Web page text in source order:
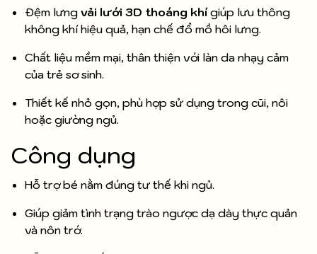
Đệm lưng vải lưới 3D thoáng khígiúp lưu thông
không khí hiệu quả, hạn chế đổ mồ hôi lưng.
Chất liệu mềm mại, thân thiện với làn da nhạy cảm
của trẻ sơ sinh.
Thiết kế nhỏ gọn, phù hợp sử dụng trong cũi, nôi
hoặc giường ngủ.
Công dụng
Hỗ trợ bé nằm đúng tư thế khi ngủ.
Giúp giảm tình trạng trào ngược dạ dày thực quản
và nôn trớ.